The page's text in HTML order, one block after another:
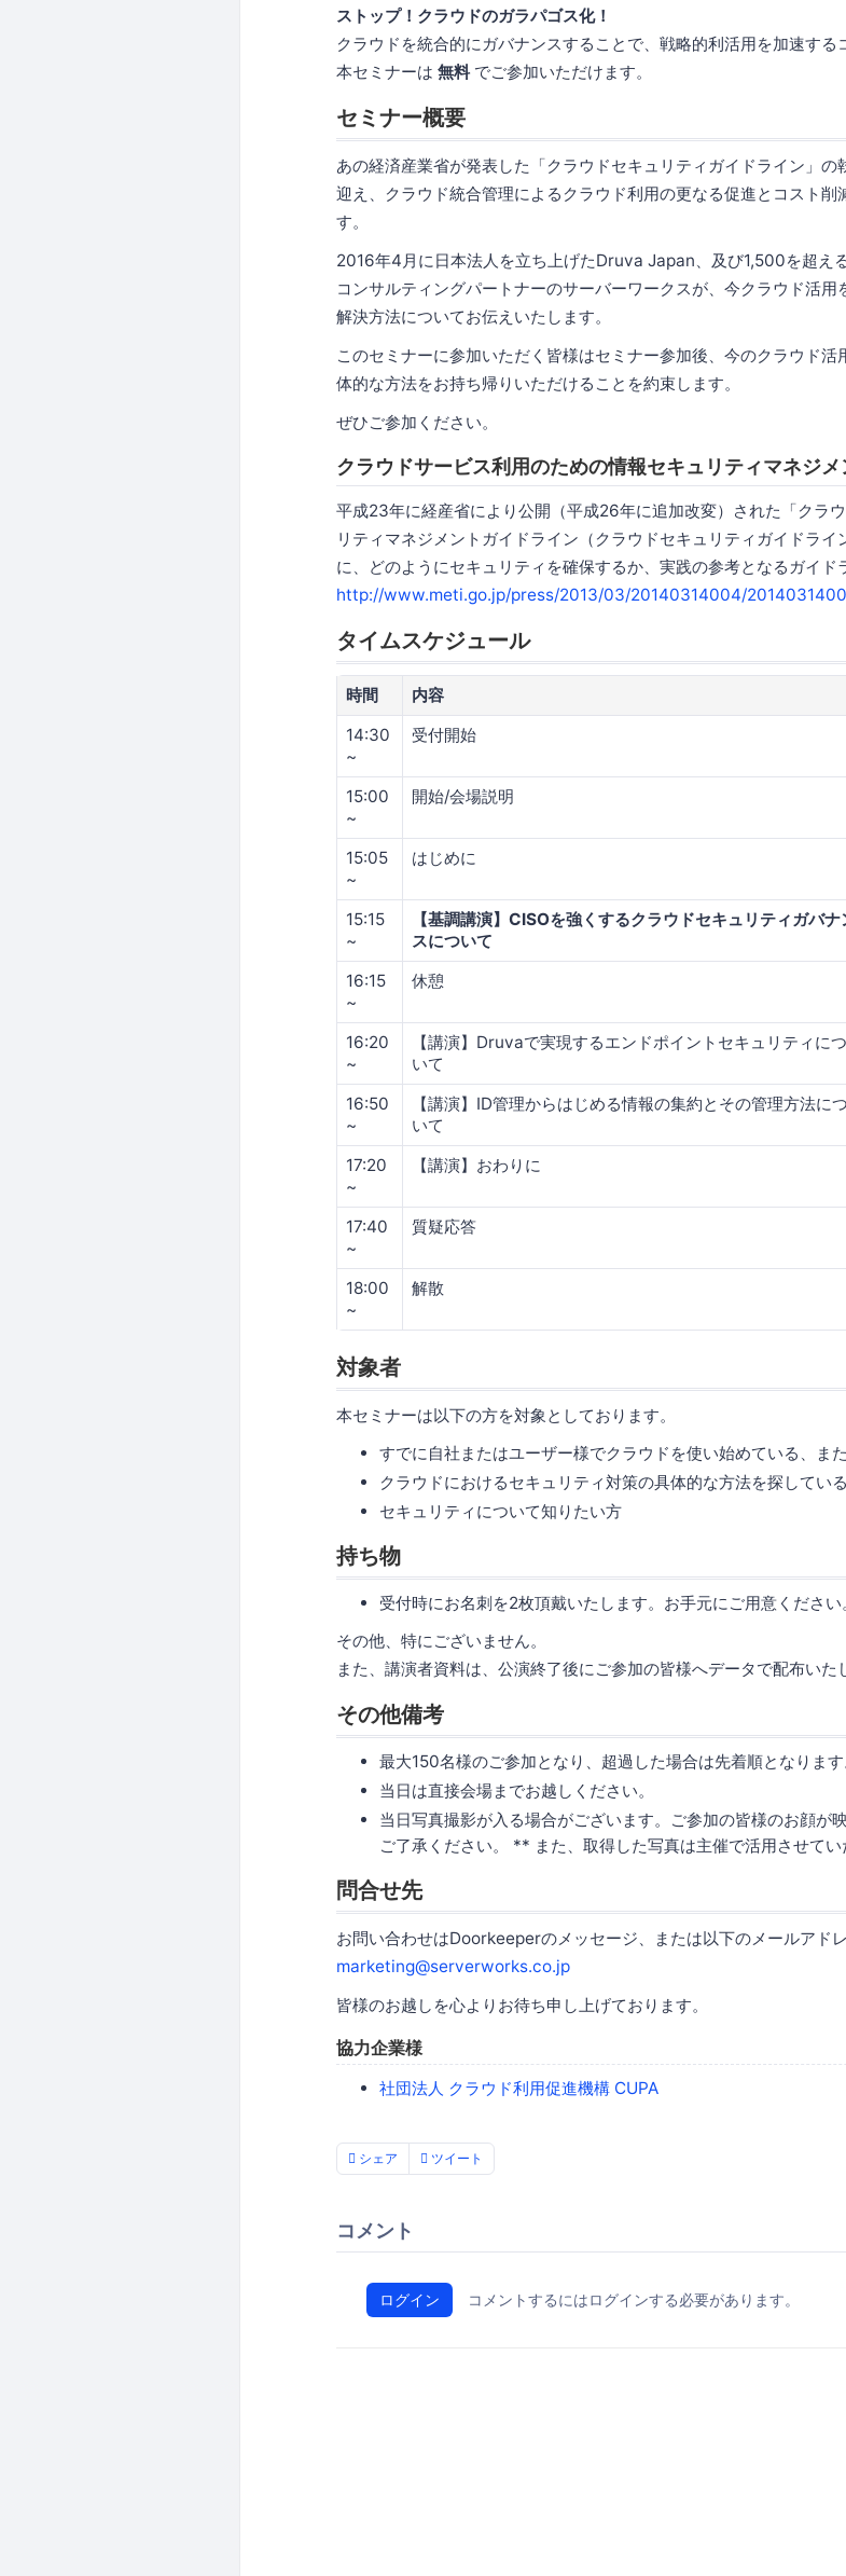
ストップ！クラウドのガラパゴス化！
クラウドを統合的にガバナンスすることで、戦略的利活用を加速する
本セミナーは 無料 でご参加いただけます。
セミナー概要
あの経済産業省が発表した「クラウドセキュリティガイドライン」
迎え、クラウド統合管理によるクラウド利用の更なる促進とコスト削
す。
2016年4月に日本法人を立ち上げたDruva Japan、及び1,500を超え
コンサルティングパートナーのサーバーワークスが、今クラウド活
解決方法についてお伝えいたします。
このセミナーに参加いただく皆様はセミナー参加後、今のクラウド
体的な方法をお持ち帰りいただけることを約束します。
ぜひご参加ください。
クラウドサービス利用のための情報セキュリティマネジ
平成23年に経産省により公開（平成26年に追加改変）された「クラ
リティマネジメントガイドライン（クラウドセキュリティガイドラ
に、どのようにセキュリティを確保するか、実践の参考となるガイド
http://www.meti.go.jp/press/2013/03/20140314004/
タイムスケジュール
時間 内容
14:30
~
受付開始
15:00
~
開始/会場説明
15:05
~
はじめに
15:15
~
【基調講演】CISOを強くするクラウドセキュリティガバナ
スについて
16:15
~
休憩
16:20
~
【講演】Druvaで実現するエンドポイントセキュリティにつ
いて
16:50
~
【講演】ID管理からはじめる情報の集約とその管理方法につ
いて
17:20
~
【講演】おわりに
17:40
~
質疑応答
18:00
~
解散
対象者
本セミナーは以下の方を対象としております。
すでに自社またはユーザー様でクラウドを使い始めている、ま
クラウドにおけるセキュリティ対策の具体的な方法を探してい
セキュリティについて知りたい方
持ち物
受付時にお名刺を2枚頂戴いたします。お手元にご用意ください
その他、特にございません。
また、講演者資料は、公演終了後にご参加の皆様へデータで配布いた
その他備考
最大150名様のご参加となり、超過した場合は先着順となります
当日は直接会場までお越しください。
当日写真撮影が入る場合がございます。ご参加の皆様のお顔が
ご了承ください。 ** また、取得した写真は主催で活用させてい
問合せ先
お問い合わせはDoorkeeperのメッセージ、または以下のメールアド
marketing@serverworks.co.jp
皆様のお越しを心よりお待ち申し上げております。
協力企業様
社団法人 クラウド利用促進機構 CUPA
シェア ツイート
コメント
ログイン コメントするにはログインする必要があります。